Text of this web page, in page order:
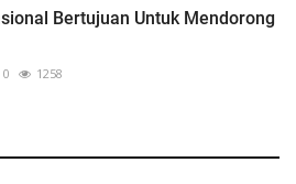
Bertujuan Untuk Mendorong
0 1258